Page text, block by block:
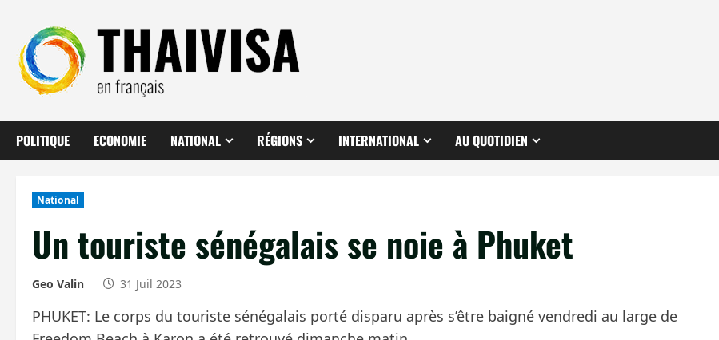
contenu
POLITIQUE ECONOMIE NATIONAL RÉGIONS INTERNATIONAL AU QUOTIDIEN
National
Un touriste sénégalais se noie à Phuket
Geo Valin 31 Juil 2023
PHUKET: Le corps du touriste sénégalais porté disparu après s’être baigné vendredi au large de